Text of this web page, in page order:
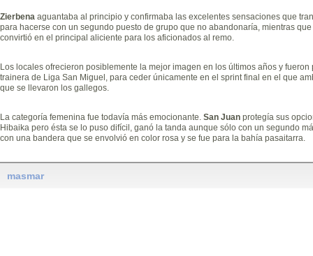
Zierbena aguantaba al principio y confirmaba las excelentes sensaciones que
para hacerse con un segundo puesto de grupo que no abandonaría, mientras
convirtió en el principal aliciente para los aficionados al remo.
Los locales ofrecieron posiblemente la mejor imagen en los últimos años y
trainera de Liga San Miguel, para ceder únicamente en el sprint final en el que
que se llevaron los gallegos.
La categoría femenina fue todavía más emocionante. San Juan protegía sus
Hibaika pero ésta se lo puso difícil, ganó la tanda aunque sólo con un segundo
con una bandera que se envolvió en color rosa y se fue para la bahía pasaitarra.
masmar